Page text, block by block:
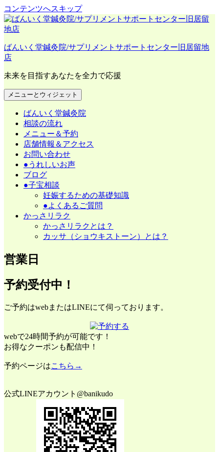
コンテンツへスキップ
ばんいく堂鍼灸院/サプリメントサポートセンター旧居留地
店
未来を目指すあなたを全力で応援
メニューとウィジェット
ばんいく堂鍼灸院
相談の流れ
メニュー＆予約
店舗情報＆アクセス
お問い合わせ
●うれしいお声
ブログ
●子宝相談
妊娠するための基礎知識
●よくあるご質問
かっさリラク
かっさリラクとは？
カッサ（ショウキストーン）とは？
営業日
予約受付中！
ご予約はwebまたはLINEにて伺っております。
webで24時間予約が可能です！
お得なクーポンも配信中！
予約ページはこちら→
公式LINEアカウント@banikudo